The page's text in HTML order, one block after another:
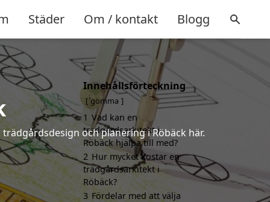
Städer Om / kontakt Blogg
och planering i Röbäck här.
Innehållsförteckning
gömma
1 Vad kan en
trädgårdsarkitekt i
Röbäck hjälpa till med?
2 Hur mycket kostar en
trädgårdsarkitekt i
Röbäck?
3 Fördelar med att välja